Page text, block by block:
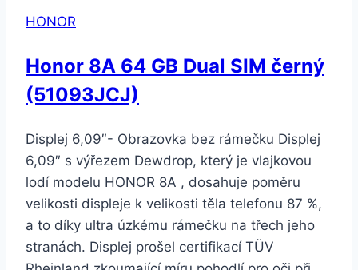
HONOR
Honor 8A 64 GB Dual SIM černý
(51093JCJ)
Displej 6,09″- Obrazovka bez rámečku Displej
6,09″ s výřezem Dewdrop, který je vlajkovou
lodí modelu HONOR 8A , dosahuje poměru
velikosti displeje k velikosti těla telefonu 87 %,
a to díky ultra úzkému rámečku na třech jeho
stranách. Displej prošel certifikací TÜV